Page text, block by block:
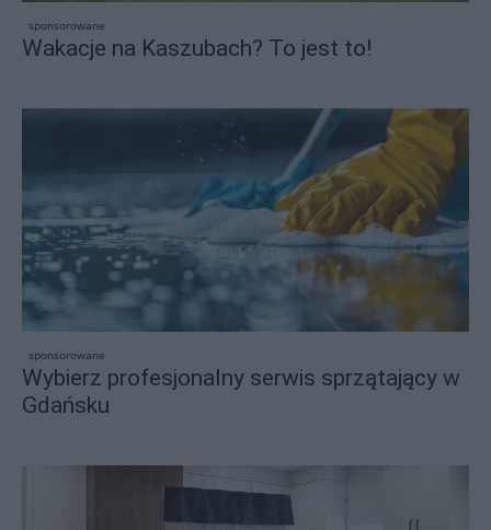
sponsorowane
Wakacje na Kaszubach? To jest to!
sponsorowane
Wybierz profesjonalny serwis sprzątający w
Gdańsku